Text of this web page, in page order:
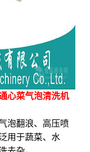
心菜气泡清洗机
翻浪、高压喷
用于蔬菜、水